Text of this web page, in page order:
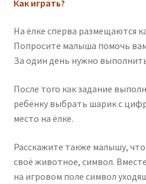
Как играть?
На ёлке сперва размещаются
Попросите малыша помочь
За один день нужно
После того как задание
ребёнку выбрать шарик с
место на ёлке.
Расскажите также малышу, что
своё животное, символ.
на игровом поле символ